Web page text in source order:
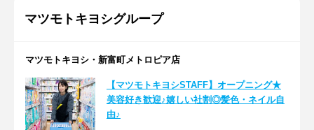
マツモトキヨシグループ
マツモトキヨシ・新富町メトロピア店
【マツモトキヨシSTAFF】オープニング★
美容好き歓迎♪嬉しい社割◎髪色・ネイル自
由♪